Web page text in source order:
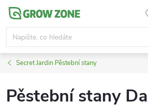
Přejít
obsah
Secret Jardin Pěstební stany
Pěstební stany